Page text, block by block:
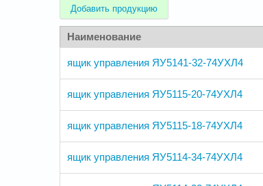
Добавить продукцию
Наименование
ящик управления ЯУ5141-32-74УХЛ4
ящик управления ЯУ5115-20-74УХЛ4
ящик управления ЯУ5115-18-74УХЛ4
ящик управления ЯУ5114-34-74УХЛ4